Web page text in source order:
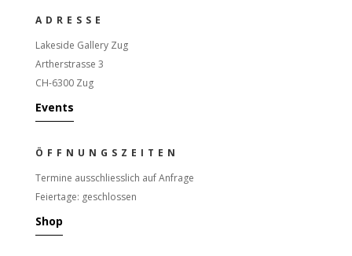
ADRESSE
Lakeside Gallery Zug
Artherstrasse 3
CH-6300 Zug
Events
ÖFFNUNGSZEITEN
Termine ausschliesslich auf Anfrage
Feiertage: geschlossen
Shop